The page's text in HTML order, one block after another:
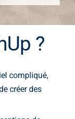
?
compliqué,
créer des